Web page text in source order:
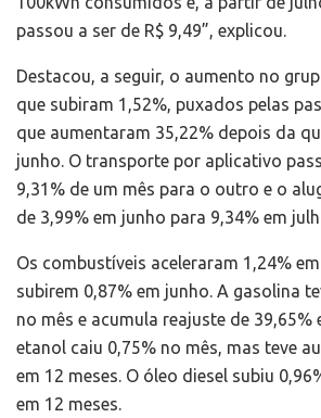
passou a ser de R$ 9,49”, explicou.
Destacou, a seguir, o aumento no
que subiram 1,52%, puxados pelas
que aumentaram 35,22% depois da
junho. O transporte por aplicativo
9,31% de um mês para o outro e o
de 3,99% em junho para 9,34% em
Os combustíveis aceleraram 1,24%
subirem 0,87% em junho. A gasolina
no mês e acumula reajuste de 39,65%
etanol caiu 0,75% no mês, mas teve
em 12 meses. O óleo diesel subiu
em 12 meses.